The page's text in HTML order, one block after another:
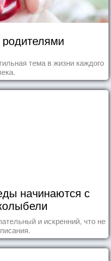
тема в жизни каждого
начинаются с
и искренний, что не